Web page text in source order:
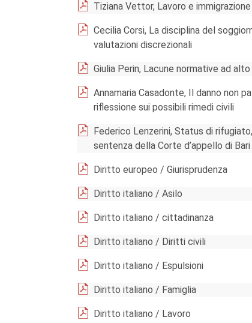
Tiziana Vettor, Lavoro e
Cecilia Corsi, La disciplina del
valutazioni discrezionali
Giulia Perin, Lacune normative ad
Annamaria Casadonte, Il danno non
riflessione sui possibili rimedi civili
Federico Lenzerini, Status di
sentenza della Corte d’appello di Bari
Diritto europeo / Giurisprudenza
Diritto italiano / Asilo
Diritto italiano / cittadinanza
Diritto italiano / Diritti civili
Diritto italiano / Espulsioni
Diritto italiano / Famiglia
Diritto italiano / Lavoro